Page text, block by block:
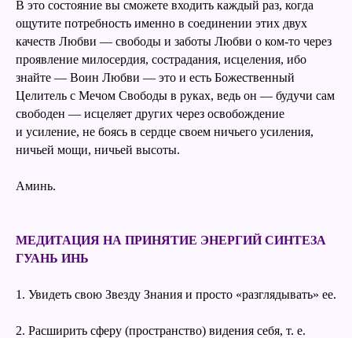
В это состояние вы сможете входить каждый раз, когда
ощутите потребность именно в соединении этих двух
качеств Любви — свободы и заботы Любви о ком-то через
проявление милосердия, сострадания, исцеления, ибо
знайте — Воин Любви — это и есть Божественный
Целитель с Мечом Свободы в руках, ведь он — будучи сам
свободен — исцеляет других через освобождение
и усиление, не боясь в сердце своем ничьего усиления,
ничьей мощи, ничьей высоты.
Аминь.
МЕДИТАЦИЯ НА ПРИНЯТИЕ ЭНЕРГИЙ СИНТЕЗА
ГУАНЬ ИНЬ
1. Увидеть свою Звезду Знания и просто «разглядывать» ее.
2. Расширить сферу (пространство) видения себя, т. е.